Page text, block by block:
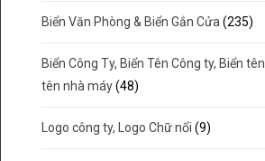
Biển Văn Phòng & Biển Gắn Cửa (235)
Biển Công Ty, Biển Tên Công ty, Biển
tên nhà máy (48)
Logo công ty, Logo Chữ nổi (9)